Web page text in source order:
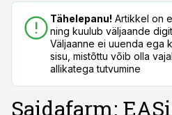
Tähelepanu! Artikkel on
ning kuulub väljaande
Väljaanne ei uuenda ega
sisu, mistõttu võib olla
allikatega tutvumine
Saidafarm: